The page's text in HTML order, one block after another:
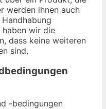
werden ihnen auch
wir die
dass keine weiteren
sind.
-bedingungen